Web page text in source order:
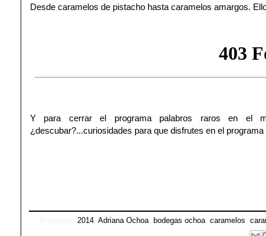
Desde caramelos de pistacho hasta caramelos amargos.
Y para cerrar el programa palabros raros en el
¿descubar?...curiosidades para que disfrutes en el programa
2014 ,Adriana Ochoa bodegas ochoa ,caramelos ,